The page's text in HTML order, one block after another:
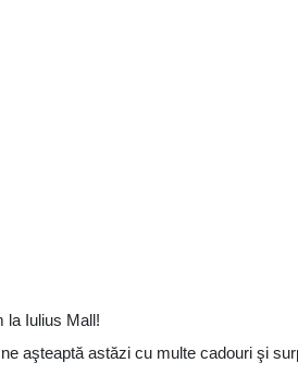
la Iulius Mall!
aşteaptă astăzi cu multe cadouri şi